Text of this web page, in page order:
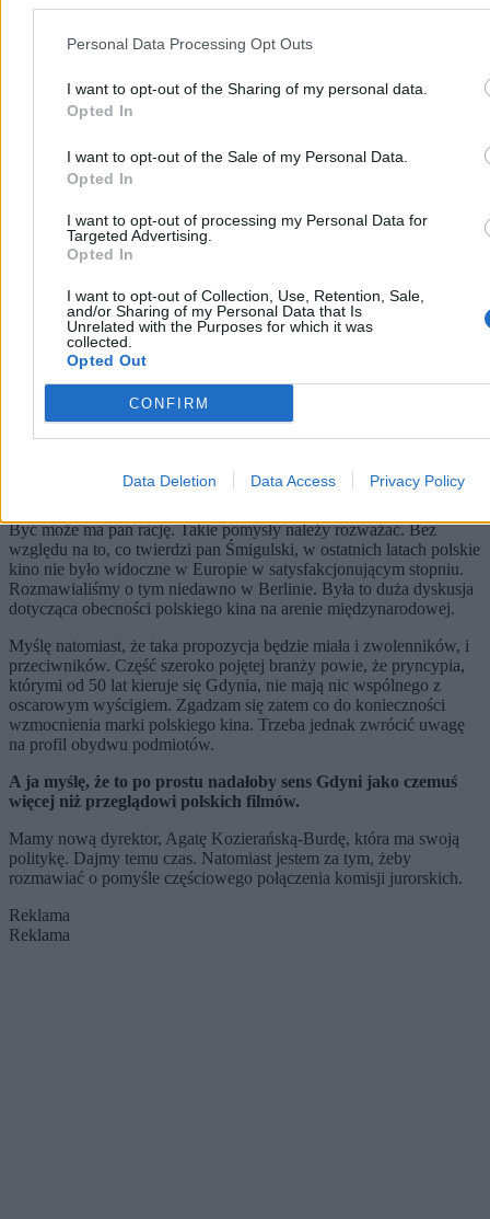
Personal Data Processing Opt Outs
I want to opt-out of the Sharing of my personal data.
Opted In
I want to opt-out of the Sale of my Personal Data.
Opted In
I want to opt-out of processing my Personal Data for
Targeted Advertising.
Opted In
I want to opt-out of Collection, Use, Retention, Sale,
and/or Sharing of my Personal Data that Is
Unrelated with the Purposes for which it was
collected.
Opted Out
CONFIRM
Data Deletion Data Access Privacy Policy
tego, który z polskich filmów jest najlepszy. Przecież z
kinematografii dwa różne komunikaty to strzał w stopę.
Reklama
Reklama
Co pan proponuje?
ujednolicaniu komunikatu i m ó
wieniu wprost: film X to
najlepsze, co mamy do zaoferowania.
Być może ma pan rację. Takie pomysły należy rozważać. Bez
względu na to, co twierdzi pan Śmigulski, w ostatnich latach polskie
kino nie było widoczne w Europie w satysfakcjonującym stopniu.
Rozmawialiśmy o tym niedawno w Berlinie. Była to duża dyskusja
dotycząca obecności polskiego kina na arenie międzynarodowej.
Myślę natomiast, że taka propozycja będzie miała i zwolenników, i
przeciwników. Część szeroko pojętej branży powie, że pryncypia,
którymi od 50 lat kieruje się Gdynia, nie mają nic wspólnego z
oscarowym wyścigiem. Zgadzam się zatem co do konieczności
wzmocnienia marki polskiego kina. Trzeba jednak zwrócić uwagę
na profil obydwu podmiotów.
A ja myślę, że to po prostu nadałoby sens Gdyni jako czemuś
więcej niż przeglądowi polskich filmów.
Mamy nową dyrektor, Agatę Kozierańską-Burdę, która ma swoją
politykę. Dajmy temu czas. Natomiast jestem za tym, żeby
rozmawiać o pomyśle częściowego połączenia komisji jurorskich.
Reklama
Reklama